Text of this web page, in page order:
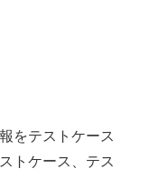
をテストケース
トケース、テス